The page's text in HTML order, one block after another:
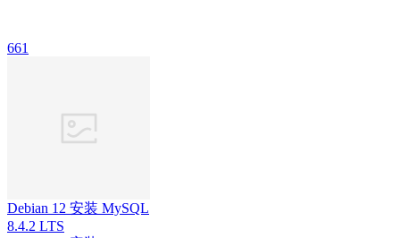
661
Debian 12 安装 MySQL
8.4.2 LTS